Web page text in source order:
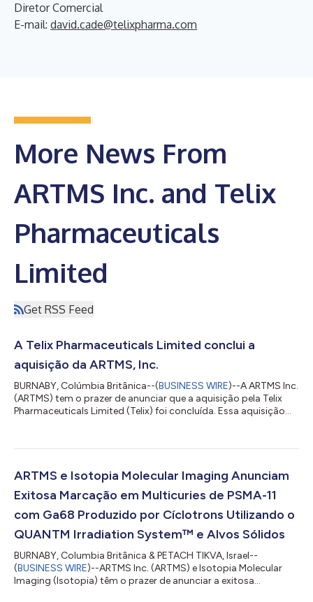
Diretor Comercial
E-mail: david.cade@telixpharma.com
More News From
ARTMS Inc. and Telix
Pharmaceuticals
Limited
Get RSS Feed
A Telix Pharmaceuticals Limited conclui a
aquisição da ARTMS, Inc.
BURNABY, Colúmbia Britânica--(BUSINESS WIRE)--A ARTMS Inc.
(ARTMS) tem o prazer de anunciar que a aquisição pela Telix
Pharmaceuticals Limited (Telix) foi concluída. Essa aquisição
maior de cadeia de suprimentos e controle regulatório sobre a
produção de alta eficiência, em larga escala e com boa relação
custo-benefício de isótopos...
ARTMS e Isotopia Molecular Imaging Anunciam
Exitosa Marcação em Multicuries de PSMA-11
com Ga68 Produzido por Cíclotrons Utilizando o
QUANTM Irradiation System™ e Alvos Sólidos
BURNABY, Columbia Britânica & PETACH TIKVA, Israel--
(BUSINESS WIRE)--ARTMS Inc. (ARTMS) e Isotopia Molecular
Imaging (Isotopia) têm o prazer de anunciar a exitosa